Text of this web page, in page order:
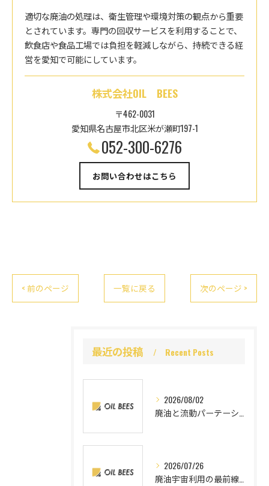
適切な廃油の処理は、衛生管理や環境対策の観点から重要
とされています。専門の回収サービスを利用することで、
飲食店や食品工場では負担を軽減しながら、持続できる経
営を愛知で可能にしています。
株式会社OIL BEES
〒462-0031
愛知県名古屋市北区米が瀬町197-1
052-300-6276
お問い合わせはこちら
< 前のページ 一覧に戻る 次のページ >
最近の投稿 Recent Posts
2026/08/02
廃油と流動パーテーションを愛知県で賢く処分する方法と業者選びのポイント
2026/07/26
廃油宇宙利用の最前線と地上資源循環の未来図